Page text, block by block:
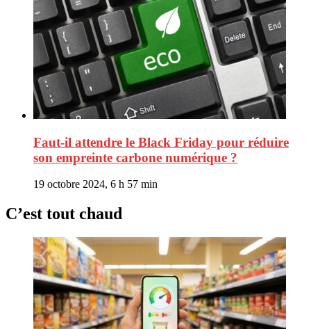
Faut-il attendre le Black Friday pour réduire
son empreinte carbone numérique ?
19 octobre 2024, 6 h 57 min
C’est tout chaud